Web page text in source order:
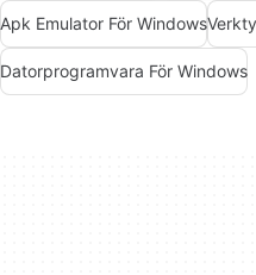
Apk Emulator För Windows
Datorprogramvara För Windows